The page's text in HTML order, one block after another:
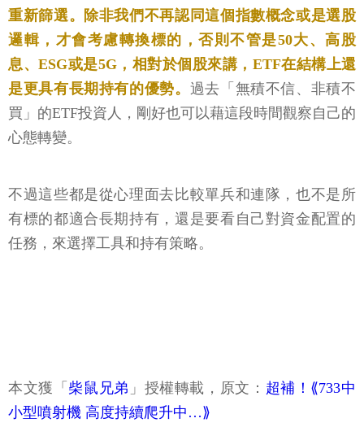
重新篩選。除非我們不再認同這個指數概念或是選股
邏輯，才會考慮轉換標的，否則不管是50大、高股
息、ESG或是5G，相對於個股來講，ETF在結構上還
是更具有長期持有的優勢。 過去「無積不信、非積不
買」的ETF投資人，剛好也可以藉這段時間觀察自己的
心態轉變。
不過這些都是從心理面去比較單兵和連隊，也不是所
有標的都適合長期持有，還是要看自己對資金配置的
任務，來選擇工具和持有策略。
本文獲「 柴鼠兄弟 」授權轉載，原文： 超補！⟪733中
小型噴射機 高度持續爬升中…⟫